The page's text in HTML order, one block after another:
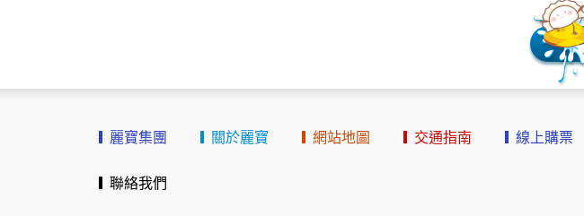
麗寶集團 關於麗寶 網站地圖 交通指南 線上購票
聯絡我們